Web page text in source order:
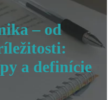
– od
a definície